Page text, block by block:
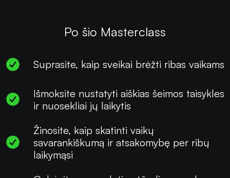
Po šio Masterclass
Suprasite, kaip sveikai brėžti ribas vaikams
Išmoksite nustatyti aiškias šeimos taisykles
ir nuosekliai jų laikytis
Žinosite, kaip skatinti vaikų
savarankiškumą ir atsakomybę per ribų
laikymąsi